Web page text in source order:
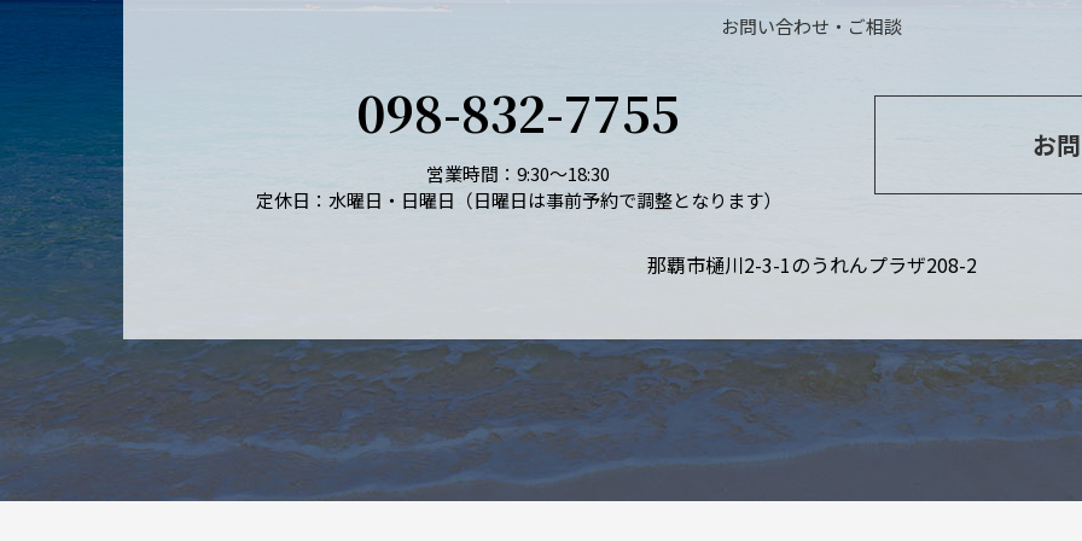
お問い合わせ・ご相談
098-832-7755
営業時間：9:30～18:30
定休日：水曜日・日曜日（日曜日は事前予約で調整となります）
お
那覇市樋川2-3-1のうれんプラザ208-2